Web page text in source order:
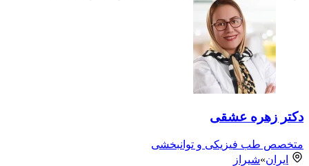
دکتر زهره عشقی
متخصص طب فیزیکی و توانبخشی
ایران»شیراز